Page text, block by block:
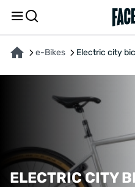
e-Bikes Electric city
ELECTRIC CITY